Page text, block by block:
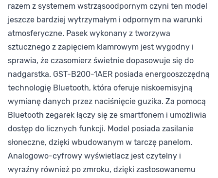
razem z systemem wstrząsoodpornym czyni ten model
jeszcze bardziej wytrzymałym i odpornym na warunki
atmosferyczne. Pasek wykonany z tworzywa
sztucznego z zapięciem klamrowym jest wygodny i
sprawia, że czasomierz świetnie dopasowuje się do
nadgarstka. GST-B200-1AER posiada energooszczędną
technologię Bluetooth, która oferuje niskoemisyjną
wymianę danych przez naciśnięcie guzika. Za pomocą
Bluetooth zegarek łączy się ze smartfonem i umożliwia
dostęp do licznych funkcji. Model posiada zasilanie
słoneczne, dzięki wbudowanym w tarczę panelom.
Analogowo-cyfrowy wyświetlacz jest czytelny i
wyraźny również po zmroku, dzięki zastosowanemu